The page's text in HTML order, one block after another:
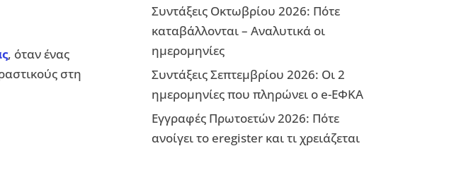
, όταν ένας
στη
Συντάξεις Οκτωβρίου 2026: Πότε
καταβάλλονται – Αναλυτικά οι
ημερομηνίες
Συντάξεις Σεπτεμβρίου 2026: Οι 2
ημερομηνίες που πληρώνει ο e-ΕΦΚΑ
Εγγραφές Πρωτοετών 2026: Πότε
ανοίγει το eregister και τι χρειάζεται